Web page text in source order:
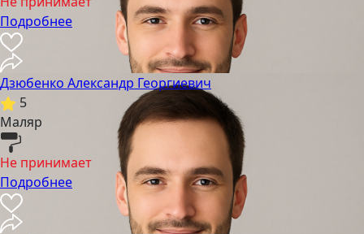
Подробнее
Дзюбенко Александр Георгиевич
5
Маляр
Не принимает
Подробнее